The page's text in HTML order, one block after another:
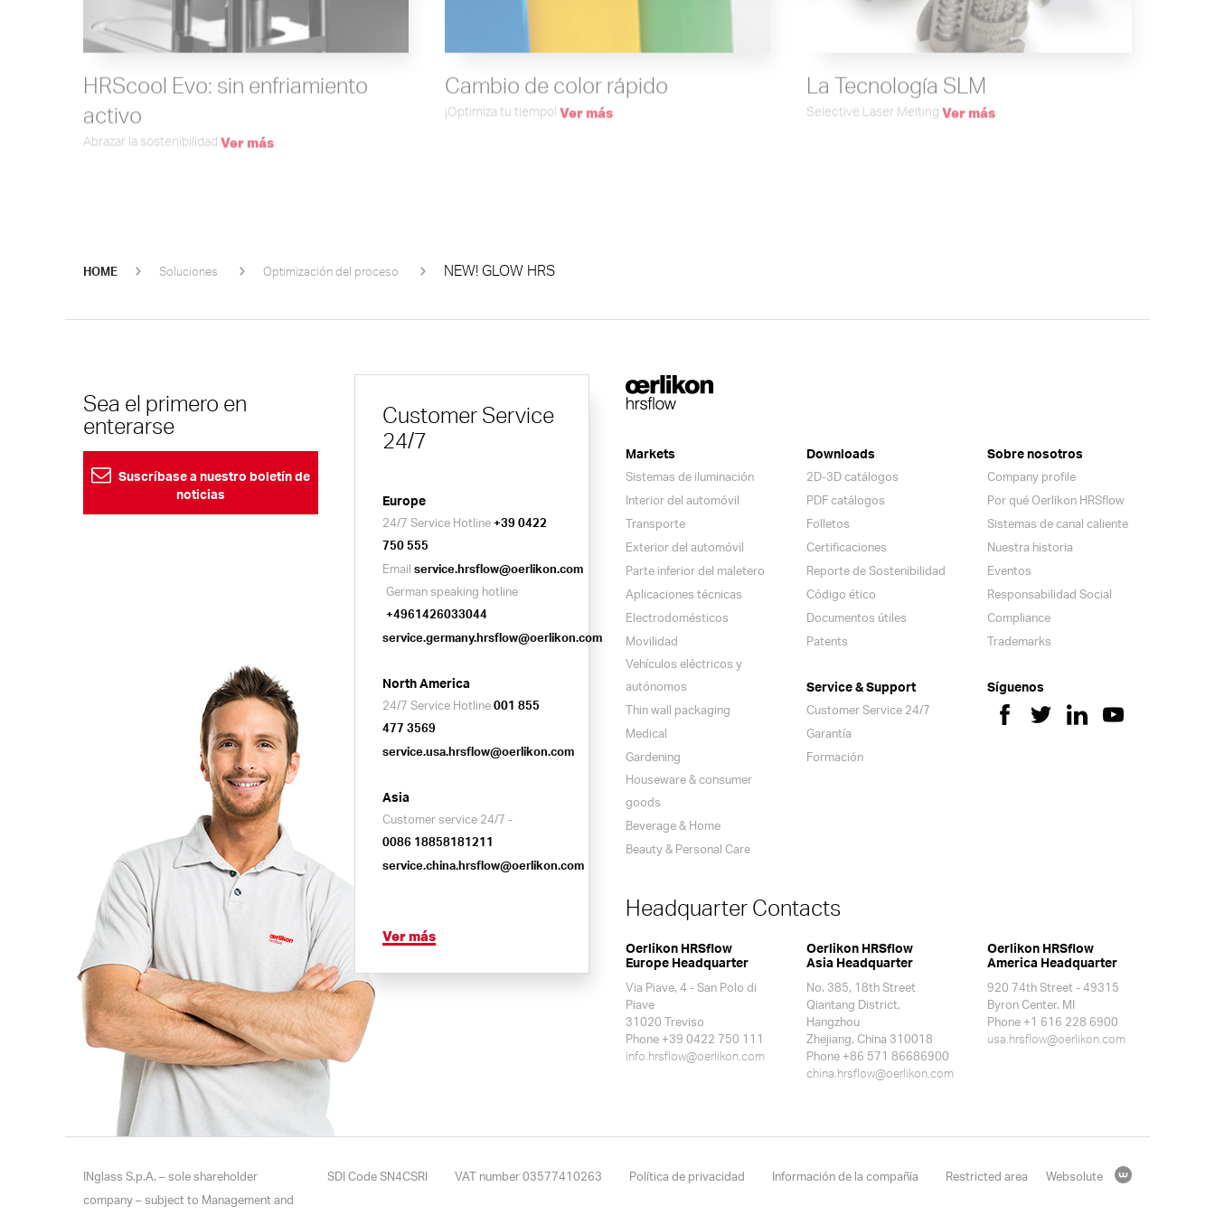
HRScool Evo: sin enfriamiento
activo
Abrazar la sostenibilidad
Cambio de color rápido
¡Optimiza tu tiempo!
La Tecnología SLM
Selective Laser Melting
HOME Soluciones Optimización del proceso NEW! GLOW HRS
Sea el primero en
enterarse
Suscríbase a nuestro boletín de
noticias
Customer Service
24/7
Europe
24/7 Service Hotline+39 0422
750 555
Email service.hrsflow@oerlikon.com
German speaking hotline
+4961426033044
service.germany.hrsflow@oerlikon.com
North America
24/7 Service Hotline001 855
477 3569
service.usa.hrsflow@oerlikon.com
Asia
Customer service 24/7 -
0086 18858181211
service.china.hrsflow@oerlikon.com
Ver más
Markets
Sistemas de iluminación
Interior del automóvil
Transporte
Exterior del automóvil
Parte inferior del maletero
Aplicaciones técnicas
Electrodomésticos
Movilidad
Vehículos eléctricos y
autónomos
Thin wall packaging
Medical
Gardening
Houseware & consumer
goods
Beverage & Home
Beauty & Personal Care
Downloads
2D-3D catálogos
PDF catálogos
Folletos
Certificaciones
Reporte de Sostenibilidad
Código ético
Documentos útiles
Patents
Service & Support
Customer Service 24/7
Garantía
Formación
Sobre nosotros
Company profile
Por qué Oerlikon HRSflow
Sistemas de canal caliente
Nuestra historia
Eventos
Responsabilidad Social
Compliance
Trademarks
Síguenos
Headquarter Contacts
Oerlikon HRSflow
Europe Headquarter
Via Piave, 4 - San Polo di
Piave
31020 Treviso
Phone +39 0422 750 111
info.hrsflow@oerlikon.com
Oerlikon HRSflow
Asia Headquarter
No. 385, 18th Street
Qiantang District,
Hangzhou
Zhejiang, China 310018
Phone +86 571 86686900
china.hrsflow@oerlikon.com
Oerlikon HRSflow
America Headquarter
920 74th Street - 49315
Byron Center. MI
Phone +1 616 228 6900
usa.hrsflow@oerlikon.com
INglass S.p.A. – sole shareholder
company – subject to Management and
SDI Code SN4CSRI VAT number 03577410263 Política de privacidad Información de la compañía Restricted area Websolute